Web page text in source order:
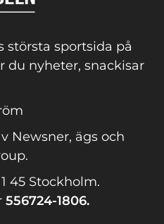
största sportsida på
du nyheter, snackisar
Newsner, ägs och
45 Stockholm.
556724-1806.